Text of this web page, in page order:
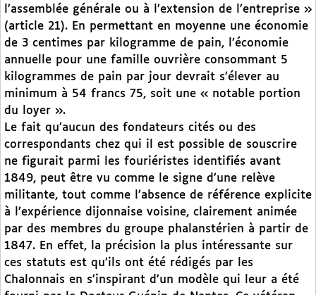
l’assemblée générale ou à l’extension de l’entreprise »
(article 21). En permettant en moyenne une économie
de 3 centimes par kilogramme de pain, l’économie
annuelle pour une famille ouvrière consommant 5
kilogrammes de pain par jour devrait s’élever au
minimum à 54 francs 75, soit une « notable portion
du loyer ».
Le fait qu’aucun des fondateurs cités ou des
correspondants chez qui il est possible de souscrire
ne figurait parmi les fouriéristes identifiés avant
1849, peut être vu comme le signe d’une relève
militante, tout comme l’absence de référence explicite
à l’expérience dijonnaise voisine, clairement animée
par des membres du groupe phalanstérien à partir de
1847. En effet, la précision la plus intéressante sur
ces statuts est qu’ils ont été rédigés par les
Chalonnais en s’inspirant d’un modèle qui leur a été